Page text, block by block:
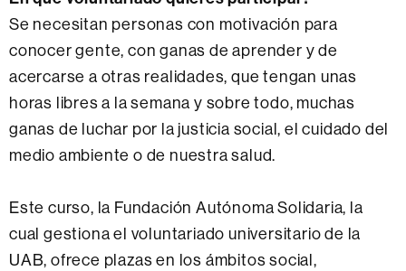
Se necesitan personas con motivación para
conocer gente, con ganas de aprender y de
acercarse a otras realidades, que tengan unas
horas libres a la semana y sobre todo, muchas
ganas de luchar por la justicia social, el cuidado del
medio ambiente o de nuestra salud.
Este curso, la Fundación Autónoma Solidaria, la
cual gestiona el voluntariado universitario de la
UAB, ofrece plazas en los ámbitos social,